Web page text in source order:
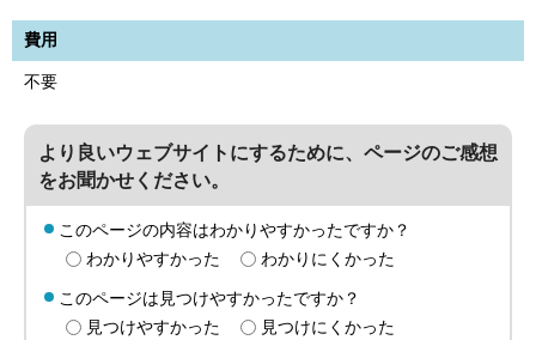
費用
不要
より良いウェブサイトにするために、ページのご感想
をお聞かせください。
このページの内容はわかりやすかったですか？
わかりやすかった
わかりにくかった
このページは見つけやすかったですか？
見つけやすかった
見つけにくかった